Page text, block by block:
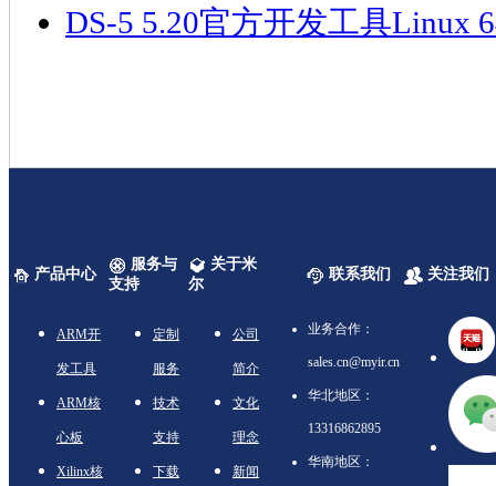
DS-5 5.20官方开发工具Linux
产品中心
服务与
支持
关于米
尔
联系我们 关注我们
ARM开
发工具
ARM核
心板
Xilinx核
定制
服务
技术
支持
下载
公司
简介
文化
理念
新闻
业务合作：
sales.cn@myir.cn
华北地区：
13316862895
华南地区：